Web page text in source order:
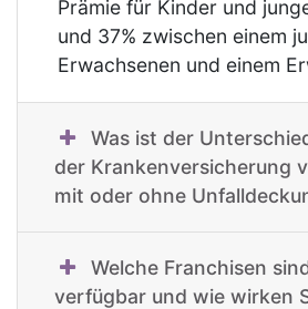
Prämie für Kinder und
und 37% zwischen einem
Erwachsenen und einem
Was ist der
der Krankenversicherung
mit oder ohne
Welche Franchisen
verfügbar und wie wirken